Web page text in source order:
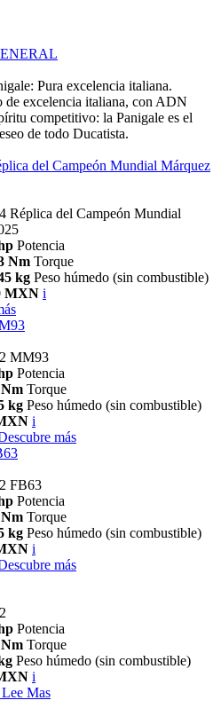
Pura excelencia italiana.
de excelencia italiana, con ADN
competitivo: la Panigale es el
de todo Ducatista.
del Campeón Mundial Márquez
Réplica del Campeón Mundial
Potencia
Nm Torque
kg Peso húmedo (sin combustible)
MXN i
MM93
Potencia
Torque
kg Peso húmedo (sin combustible)
i
más
FB63
Potencia
Torque
kg Peso húmedo (sin combustible)
i
más
Potencia
Torque
Peso húmedo (sin combustible)
i
Lee Mas